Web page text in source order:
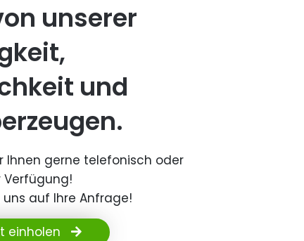
unserer
und
Ihnen gerne telefonisch oder
Verfügung!
auf Ihre Anfrage!
einholen